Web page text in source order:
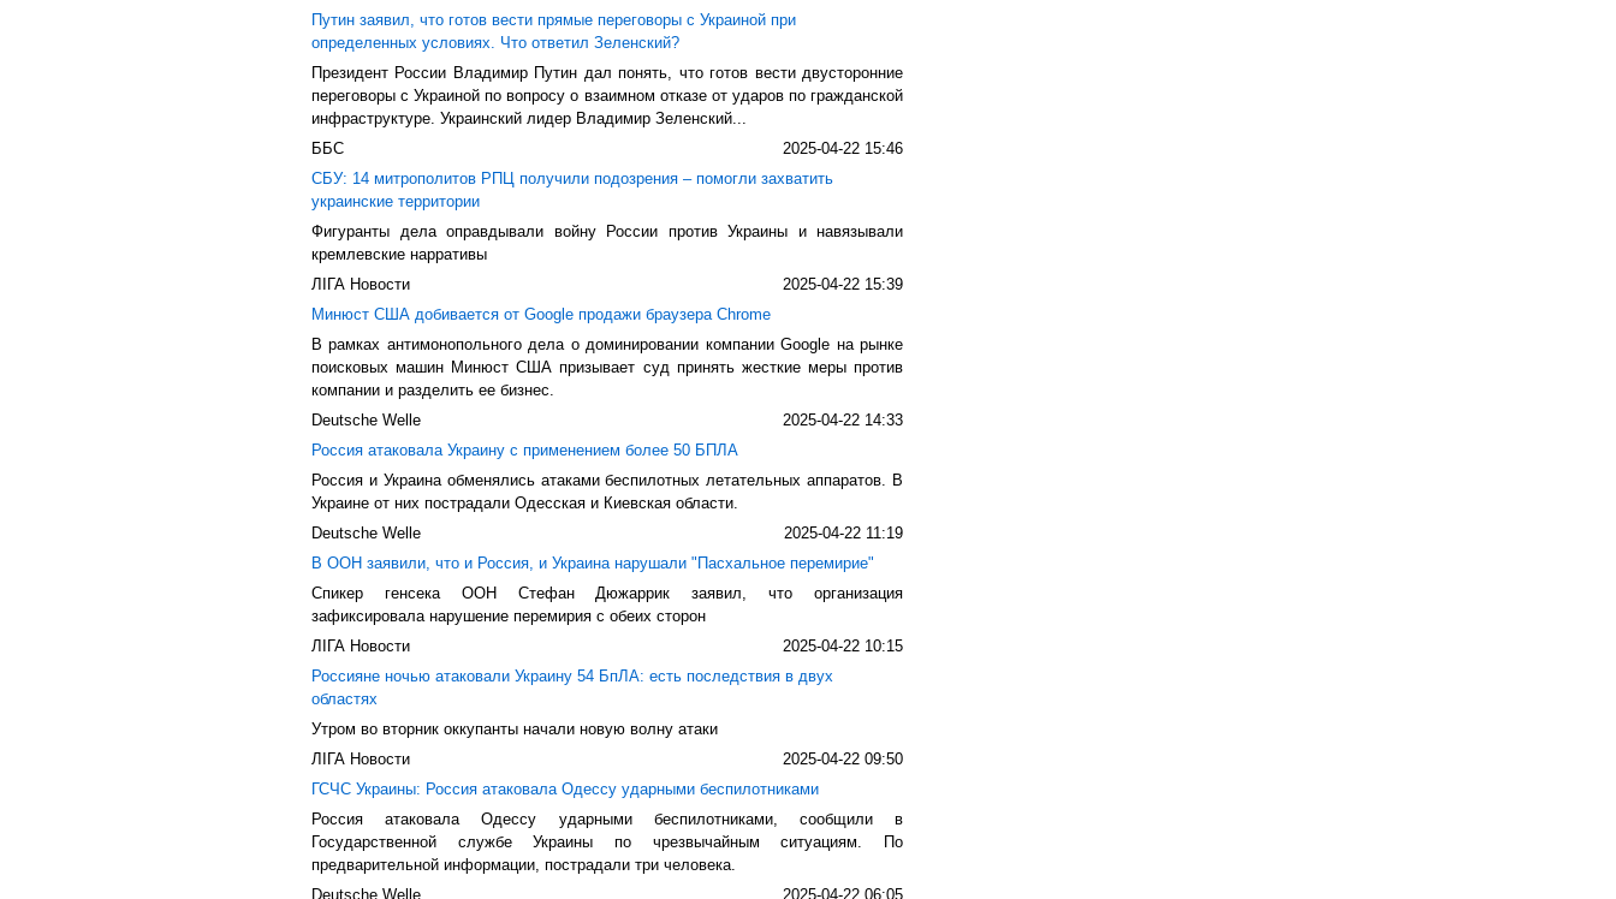
Путин заявил, что готов вести прямые переговоры с Украиной при
определенных условиях. Что ответил Зеленский?
Президент России Владимир Путин дал понять, что готов вести двусторонние
переговоры с Украиной по вопросу о взаимном отказе от ударов по гражданской
инфраструктуре. Украинский лидер Владимир Зеленский...
ББС
2025-04-22 15:46
СБУ: 14 митрополитов РПЦ получили подозрения – помогли захватить
украинские территории
Фигуранты дела оправдывали войну России против Украины и навязывали
кремлевские нарративы
ЛIГА Новости
2025-04-22 15:39
Минюст США добивается от Google продажи браузера Chrome
В рамках антимонопольного дела о доминировании компании Google на рынке
поисковых машин Минюст США призывает суд принять жесткие меры против
компании и разделить ее бизнес.
Deutsche Welle
2025-04-22 14:33
Россия атаковала Украину с применением более 50 БПЛА
Россия и Украина обменялись атаками беспилотных летательных аппаратов. В
Украине от них пострадали Одесская и Киевская области.
Deutsche Welle
2025-04-22 11:19
В ООН заявили, что и Россия, и Украина нарушали "Пасхальное перемирие"
Спикер генсека ООН Стефан Дюжаррик заявил, что организация
зафиксировала нарушение перемирия с обеих сторон
ЛIГА Новости
2025-04-22 10:15
Россияне ночью атаковали Украину 54 БпЛА: есть последствия в двух
областях
Утром во вторник оккупанты начали новую волну атаки
ЛIГА Новости
2025-04-22 09:50
ГСЧС Украины: Россия атаковала Одессу ударными беспилотниками
Россия атаковала Одессу ударными беспилотниками, сообщили в
Государственной службе Украины по чрезвычайным ситуациям. По
предварительной информации, пострадали три человека.
Deutsche Welle
2025-04-22 06:05